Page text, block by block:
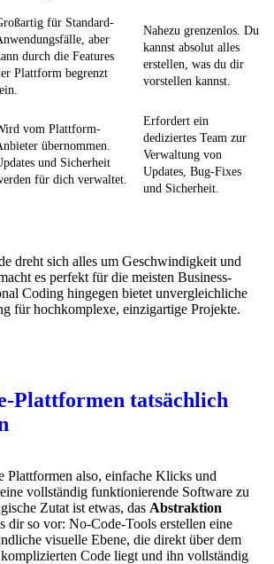
für Standard-
aber
durch die Features
Plattform begrenzt
Nahezu grenzenlos. Du
kannst absolut alles
erstellen, was du dir
vorstellen kannst.
vom Plattform-
übernommen.
und Sicherheit
für dich verwaltet.
Erfordert ein
dediziertes Team zur
Verwaltung von
Updates, Bug-Fixes
und Sicherheit.
dreht sich alles um Geschwindigkeit und
es perfekt für die meisten Business-
Coding hingegen bietet unvergleichliche
für hochkomplexe, einzigartige Projekte.
Plattformen tatsächlich
Plattformen also, einfache Klicks und
vollständig funktionierende Software zu
Zutat ist etwas, das Abstraktion
dir so vor: No-Code-Tools erstellen eine
visuelle Ebene, die direkt über dem
komplizierten Code liegt und ihn vollständig